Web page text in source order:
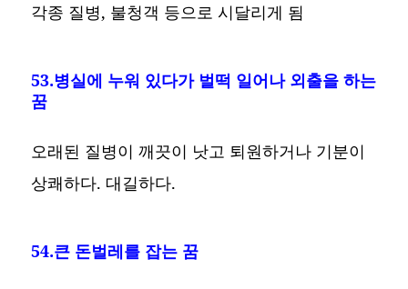
각종 질병, 불청객 등으로 시달리게 됨
53.병실에 누워 있다가 벌떡 일어나 외출을 하는
꿈
오래된 질병이 깨끗이 낫고 퇴원하거나 기분이
상쾌하다. 대길하다.
54.큰 돈벌레를 잡는 꿈